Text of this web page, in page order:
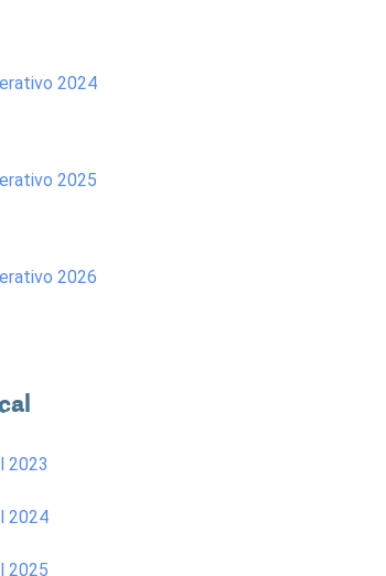
2024
2025
2026
2023
2024
2025